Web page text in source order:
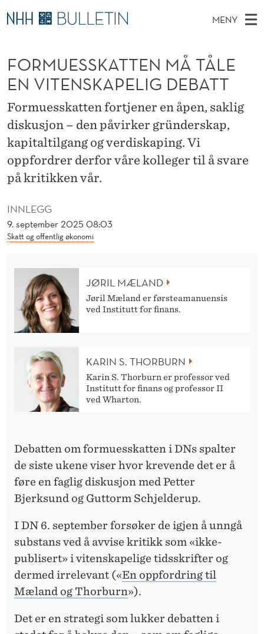
F
O
R
M
U
E
S
S
K
A
T
MENY
V
E
D
M
E
N
Y
K
I
N
E
T
T
S
T
E
E
Stipendiater og nye forskerprofiler
Disputaser
Ekspertutvalg
Om Bulletin
INNLEGG
9. september 2025 08:03
Skatt og offentlig økonomi
FORMUESSKATTEN MÅ TÅLE
EN VITENSKAPELIG DEBATT
Formuesskatten fortjener en åpen, saklig
diskusjon – den påvirker gründerskap,
kapitaltilgang og verdiskaping. Vi
oppfordrer derfor våre kolleger til å svare
på kritikken vår.
JØRIL MÆLAND
Jøril Mæland er førsteamanuensis
ved Institutt for finans.
KARIN S. THORBURN
Karin S. Thorburn er professor ved
Institutt for finans og professor II
ved Wharton.
Debatten om formuesskatten i DNs spalter
de siste ukene viser hvor krevende det er å
føre en faglig diskusjon med Petter
Bjerksund og Guttorm Schjelderup.
I DN 6. september forsøker de igjen å unngå
substans ved å avvise kritikk som «ikke-
publisert» i vitenskapelige tidsskrifter og
dermed irrelevant («En oppfordring til
Mæland og Thorburn»).
Det er en strategi som lukker debatten i